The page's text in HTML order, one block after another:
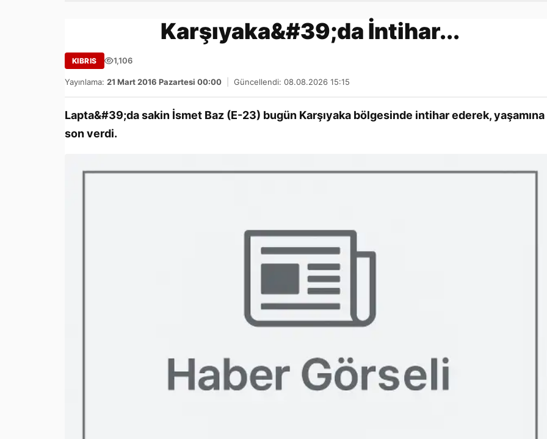
Karşıyaka&#39;da İntihar...
KIBRIS 1,106
Yayınlama: 21 Mart 2016 Pazartesi 00:00 Güncellendi: 08.08.2026 15:15
Lapta&#39;da sakin İsmet Baz (E-23) bugün Karşıyaka bölgesinde intihar ederek, yaşamına
son verdi.